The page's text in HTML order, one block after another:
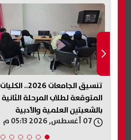
تنسيق الجامعات 2026.. الكليات
المتوقعة لطلاب المرحلة الثانية
بالشعبتين العلمية والأدبية